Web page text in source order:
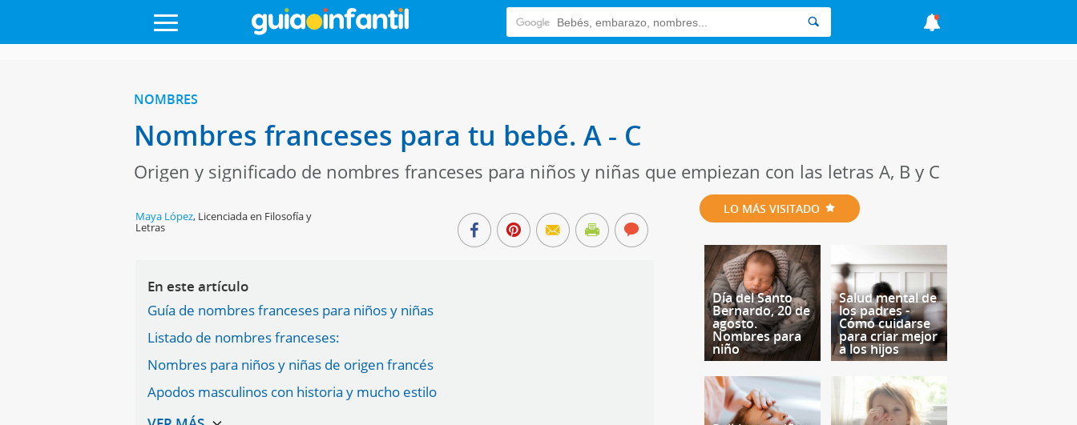
NOMBRES
Nombres franceses para tu bebé. A - C
Origen y significado de nombres franceses para niños y niñas que empiezan con las letras A, B y C
Maya López, Licenciada en Filosofía y
Letras
En este artículo
Guía de nombres franceses para niños y niñas
Listado de nombres franceses:
Nombres para niños y niñas de origen francés
Apodos masculinos con historia y mucho estilo
LO MÁS VISITADO
Día del Santo
Bernardo, 20 de
agosto.
Nombres para
niño
Salud mental de
los padres -
Cómo cuidarse
para criar mejor
a los hijos